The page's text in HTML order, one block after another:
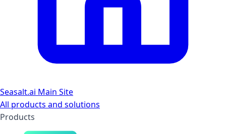
Seasalt.ai Main Site
All products and solutions
Products